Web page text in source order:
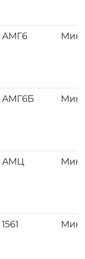
АМГ6
АМГ6Б
АМЦ
1561